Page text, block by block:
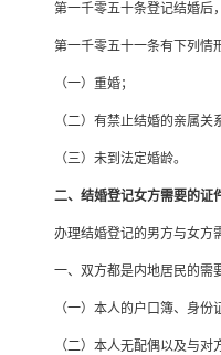
第一千零五十条登记结婚后
第一千零五十一条有下列情
（一）重婚；
（二）有禁止结婚的亲属关
（三）未到法定婚龄。
二、结婚登记女方需要的证
办理结婚登记的男方与女方
一、双方都是内地居民的需
（一）本人的户口簿、身份
（二）本人无配偶以及与